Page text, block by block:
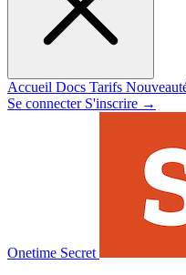
Accueil Docs Tarifs
Se connecter S'inscrire →
Onetime Secret